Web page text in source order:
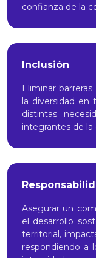
confianza de la
Inclusión
Eliminar
la diversidad en
distintas
integrantes de la
Asegurar un
el desarrollo
territorial,
respondiendo a